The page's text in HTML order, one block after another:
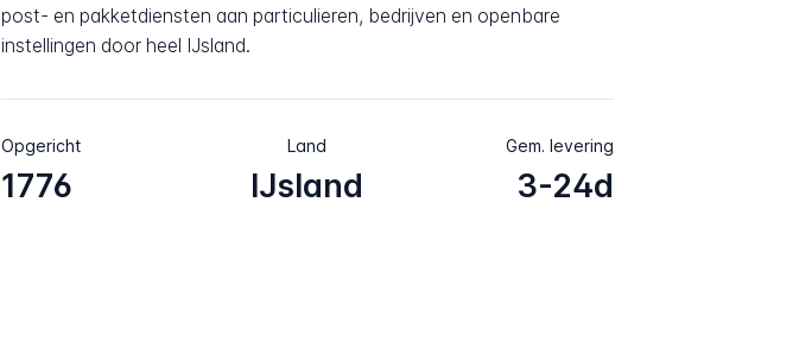
post- en pakketdiensten aan particulieren, bedrijven en openbare
instellingen door heel IJsland.
Opgericht
1776
Land
IJsland
Gem. levering
3-24d